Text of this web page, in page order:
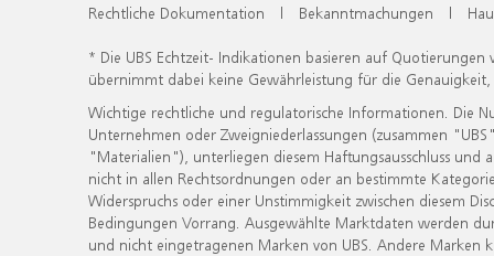
Rechtliche Dokumentation | Bekanntmachungen |
* Die UBS Echtzeit- Indikationen basieren auf
übernimmt dabei keine Gewährleistung für die
Wichtige rechtliche und regulatorische Informationen. Die
Unternehmen oder Zweigniederlassungen (zusammen
"Materialien"), unterliegen diesem Haftungsausschluss
nicht in allen Rechtsordnungen oder an bestimmte
Widerspruchs oder einer Unstimmigkeit zwischen diesem
Bedingungen Vorrang. Ausgewählte Marktdaten werden
und nicht eingetragenen Marken von UBS. Andere Marken